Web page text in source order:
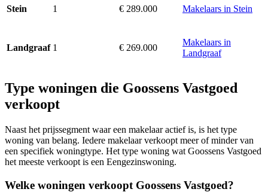
Stein 1 € 289.000 Makelaars in Stein
Landgraaf 1 € 269.000
Makelaars in
Landgraaf
Type woningen die Goossens Vastgoed
verkoopt
Naast het prijssegment waar een makelaar actief is, is het type
woning van belang. Iedere makelaar verkoopt meer of minder van
een specifiek woningtype. Het type woning wat Goossens Vastgoed
het meeste verkoopt is een Eengezinswoning.
Welke woningen verkoopt Goossens Vastgoed?